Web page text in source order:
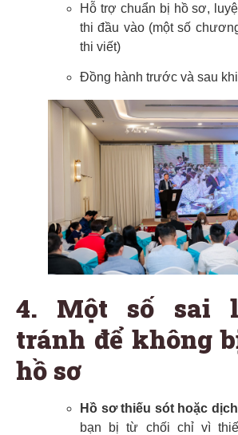
Hỗ trợ chuẩn bị hồ sơ,
thi đầu vào (một số
thi viết)
Đồng hành trước và sau
4. Một số sai
tránh để không
hồ sơ
Hồ sơ thiếu sót hoặc
bạn bị từ chối chỉ vì